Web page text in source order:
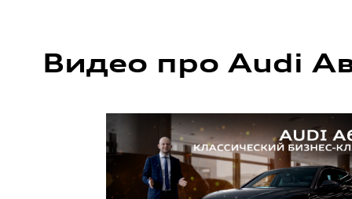
Видео про Audi